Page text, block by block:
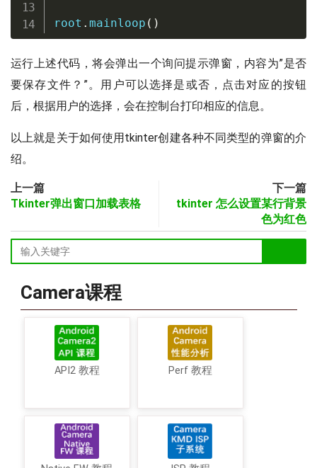
root . mainloop ( )
运行上述代码，将会弹出一个询问提示弹窗，内容为”是否
要保存文件？”。用户可以选择是或否，点击对应的按钮
后，根据用户的选择，会在控制台打印相应的信息。
以上就是关于如何使用tkinter创建各种不同类型的弹窗的介
绍。
上一篇
Tkinter弹出窗口加载表格
下一篇
tkinter 怎么设置某行背景
色为红色
Camera课程
API2 教程 Perf 教程